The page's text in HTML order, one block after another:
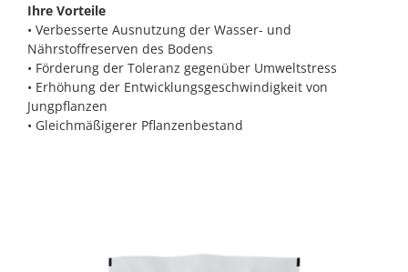
Ihre Vorteile
• Verbesserte Ausnutzung der Wasser- und
Nährstoffreserven des Bodens
• Förderung der Toleranz gegenüber Umweltstress
• Erhöhung der Entwicklungsgeschwindigkeit von
Jungpflanzen
• Gleichmäßigerer Pflanzenbestand